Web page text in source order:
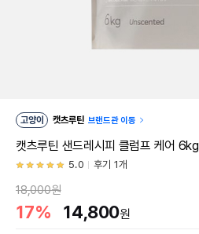
고양이 캣츠루틴 브랜드관 이동
캣츠루틴 샌드레시피 클럼프 케어 6kg
5.0 후기 1개
18,000원
17% 14,800원